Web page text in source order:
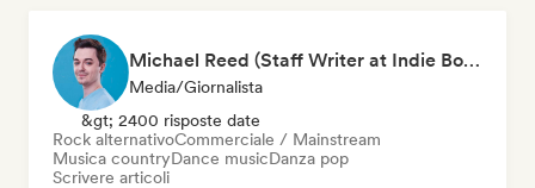
Michael Reed (Staff Writer at Indie Boulevard / Curator)
Media/Giornalista
&gt; 2400 risposte date
Rock alternativoCommerciale / Mainstream
Musica countryDance musicDanza pop
Scrivere articoli